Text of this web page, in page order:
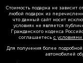
Стоимость подарка не зависит
любой подарок из
что данный сайт носит
условиях не является
Гражданского кодекса
соглашаетесь с
Для получения более
автомобилей